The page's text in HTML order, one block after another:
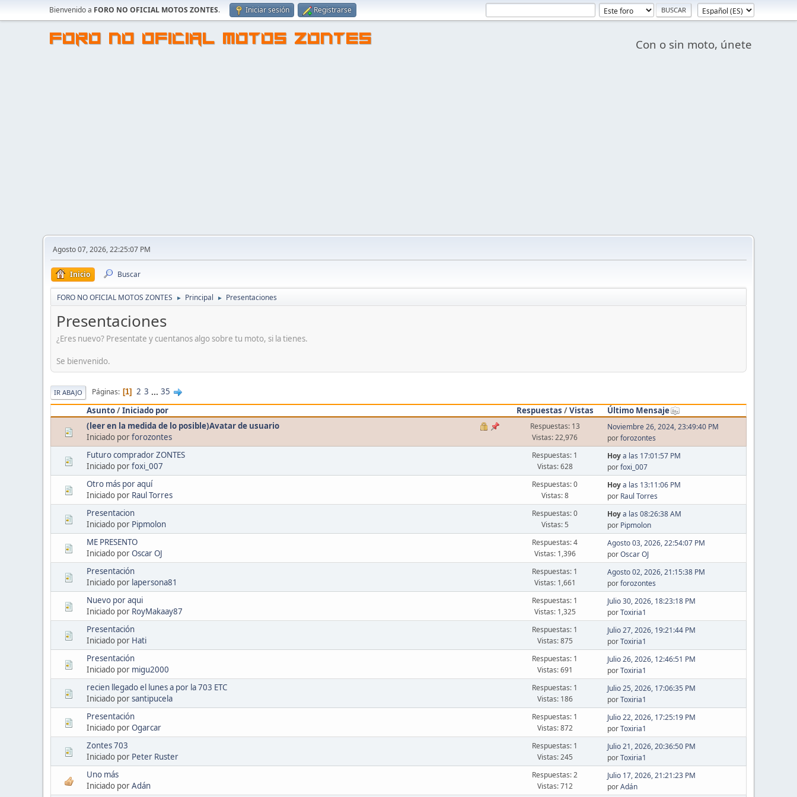
Bienvenido a FORO NO OFICIAL MOTOS ZONTES. Iniciar sesión Registrarse
FORO NO OFICIAL MOTOS ZONTES Con o sin moto, únete
Agosto 07, 2026, 22:25:07 PM
Inicio Buscar
FORO NO OFICIAL MOTOS ZONTES ► Principal ► Presentaciones
Presentaciones
¿Eres nuevo? Presentate y cuentanos algo sobre tu moto, si la tienes.
Se bienvenido.
IR ABAJO Páginas 1 2 3 ... 35
Asunto/Iniciado por Respuestas /Vistas
Último Mensaje
(leer en la medida de lo posible)Avatar de usuario
Iniciado porforozontes
Respuestas: 13
Vistas: 22,976
Noviembre 26, 2024, 23:49:40 PM
porforozontes
Futuro comprador ZONTES
Iniciado porfoxi_007
Respuestas: 1
Vistas: 628
Hoya las 17:01:57 PM
porfoxi_007
Otro más por aquí
Iniciado por Raul Torres
Respuestas: 0
Vistas: 8
Hoya las 13:11:06 PM
por Raul Torres
Presentacion
Iniciado por Pipmolon
Respuestas: 0
Vistas: 5
Hoya las 08:26:38 AM
por Pipmolon
ME PRESENTO
Iniciado porOscar OJ
Respuestas: 4
Vistas: 1,396
Agosto 03, 2026, 22:54:07 PM
porOscar OJ
Presentación
Iniciado por lapersona81
Respuestas: 1
Vistas: 1,661
Agosto 02, 2026, 21:15:38 PM
porforozontes
Nuevo por aqui
Iniciado por RoyMakaay87
Respuestas: 1
Vistas: 1,325
Julio 30, 2026, 18:23:18 PM
porToxiria1
Presentación
Iniciado por Hati
Respuestas: 1
Vistas: 875
Julio 27, 2026, 19:21:44 PM
porToxiria1
Presentación
Iniciado por migu2000
Respuestas: 1
Vistas: 691
Julio 26, 2026, 12:46:51 PM
porToxiria1
recien llegado el lunes a por la 703 ETC
Iniciado porsantipucela
Respuestas: 1
Vistas: 186
Julio 25, 2026, 17:06:35 PM
porToxiria1
Presentación
Iniciado porOgarcar
Respuestas: 1
Vistas: 872
Julio 22, 2026, 17:25:19 PM
porToxiria1
Zontes 703
Iniciado por Peter Ruster
Respuestas: 1
Vistas: 245
Julio 21, 2026, 20:36:50 PM
porToxiria1
Uno más
Iniciado porAdán
Respuestas: 2
Vistas: 712
Julio 17, 2026, 21:21:23 PM
porAdán